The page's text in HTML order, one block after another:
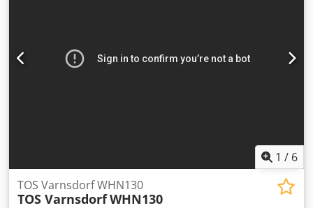
mm, Gereedschapshouder voor vlakdraaiende
gereedschappen, uitvoering LENZ LPAS 3, diverse
1 / 6
TOS Varnsdorf WHN130
TOS VarnsdorfWHN130